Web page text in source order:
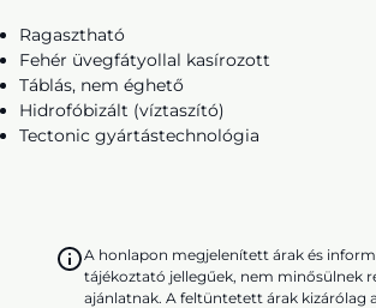
Ragasztható
Fehér üvegfátyollal kasírozott
Táblás, nem éghető
Hidrofóbizált (víztaszító)
Tectonic gyártástechnológia
A honlapon megjelenített árak és
tájékoztató jellegűek, nem minősülnek
ajánlatnak. A feltüntetett árak kizárólag